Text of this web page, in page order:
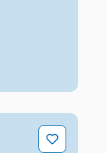
- Wie weit